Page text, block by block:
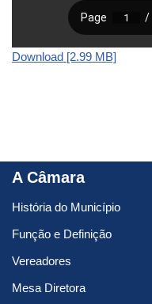
Download [2.99 MB]
A Câmara
História do Município
Função e Definição
Vereadores
Mesa Diretora